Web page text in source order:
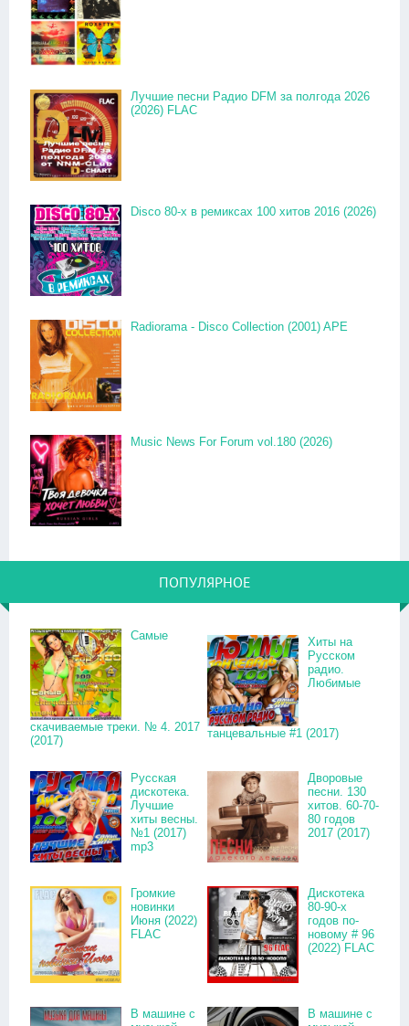
Лучшие песни Радио DFM за полгода 2026
(2026) FLAC
Disco 80-x в ремиксах 100 хитов 2016 (2026)
Radiorama - Disco Collection (2001) APE
Music News For Forum vol.180 (2026)
ПОПУЛЯРНОЕ
Самые
скачиваемые треки. № 4. 2017
(2017)
Хиты на
Русском
радио.
Любимые
танцевальные #1 (2017)
Русская
дискотека.
Лучшие
хиты весны.
№1 (2017)
mp3
Дворовые
песни. 130
хитов. 60-70-
80 годов
2017 (2017)
Громкие
новинки
Июня (2022)
FLAC
Дискотека
80-90-х
годов по-
новому # 96
(2022) FLAC
В машине с
В машине с